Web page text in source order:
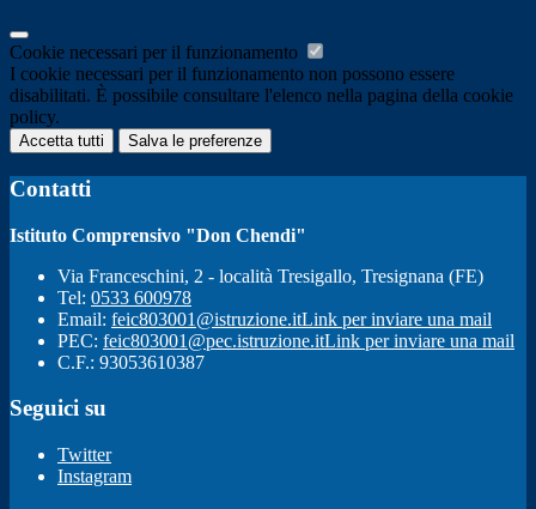
Cookie necessari per il funzionamento
I cookie necessari per il funzionamento non possono essere
disabilitati. È possibile consultare l'elenco nella pagina della cookie
policy.
Accetta tutti Salva le preferenze
Contatti
Istituto Comprensivo "Don Chendi"
Via Franceschini, 2 - località Tresigallo, Tresignana (FE)
Tel: 0533 600978
Email: feic803001@istruzione.itLink per inviare una mail
PEC: feic803001@pec.istruzione.itLink per inviare una mail
C.F.: 93053610387
Seguici su
Twitter
Instagram